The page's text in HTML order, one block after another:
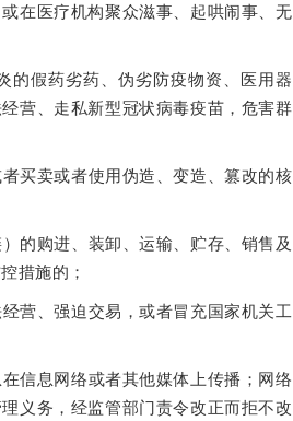
在医疗机构聚众滋事、起哄闹事、无
的假药劣药、伪劣防疫物资、医用器
营、走私新型冠状病毒疫苗，危害群
买卖或者使用伪造、变造、篡改的核
的购进、装卸、运输、贮存、销售及
措施的；
营、强迫交易，或者冒充国家机关工
信息网络或者其他媒体上传播；网络
义务，经监管部门责令改正而拒不改